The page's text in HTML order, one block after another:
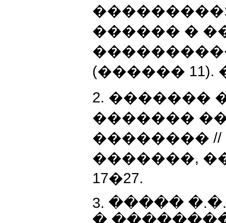
������ �
����������.
(������ 11).
2. �������
�������
��������
�������,
17�27.
3. �����